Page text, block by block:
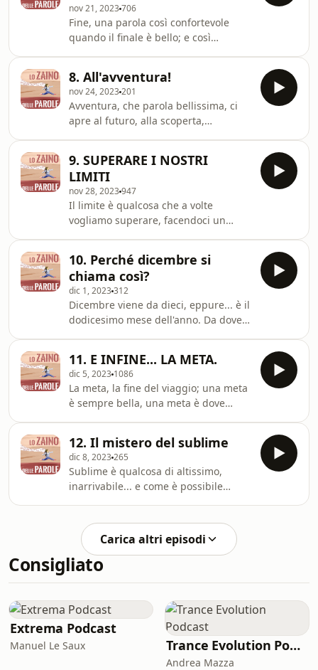
nov 21, 2023706
Fine, una parola così confortevole
quando il finale è bello; e così
8. All'avventura!
nov 24, 2023201
Avventura, che parola bellissima, ci
apre al futuro, alla scoperta,
al divertimento.
9. SUPERARE I NOSTRI
LIMITI
nov 28, 2023947
Il limite è qualcosa che a volte
vogliamo superare, facendoci un
invece lo accettiamo, perchè, diamine,
ognuno ha diritto ad avere i suoi
limiti, e non possiamo saper fare
tutto.Vene dal latino Limes che era un
confine molto, molto particolare, e che
ci racconta che un limite prima o poi è
inevitabile, necessario, e forse ci fa
10. Perché dicembre si
chiama così?
dic 1, 2023312
Dicembre viene da dieci, eppure... è il
dodicesimo mese dell'anno. Da dove
romani.
11. E INFINE... LA META.
dic 5, 2023 1086
La meta, la fine del viaggio; una meta
è sempre bella, una meta è dove
12. Il mistero del sublime
dic 8, 2023265
Sublime è qualcosa di altissimo,
inarrivabile... e come è possibile
diamine, noi sotto la soglia lo usiamo
per definire qualcosa di inaccettabile.
E' che le soglie per i latini in realtà
erano due, e allora, forse, tutto si
Carica altri episodi
Consigliato
Extrema Podcast
Manuel Le Saux Trance Evolution Podcast
Andrea Mazza